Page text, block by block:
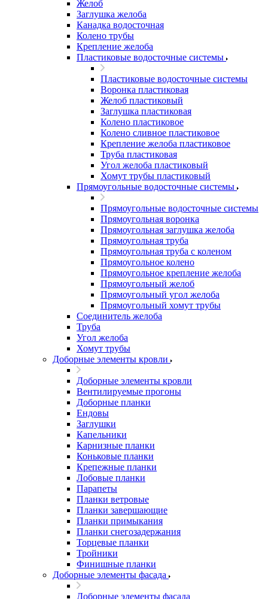
Желоб
Заглушка желоба
Канадка водосточная
Колено трубы
Крепление желоба
Пластиковые водосточные системы
Пластиковые водосточные системы
Воронка пластиковая
Желоб пластиковый
Заглушка пластиковая
Колено пластиковое
Колено сливное пластиковое
Крепление желоба пластиковое
Труба пластиковая
Угол желоба пластиковый
Хомут трубы пластиковый
Прямоугольные водосточные системы
Прямоугольные водосточные системы
Прямоугольная воронка
Прямоугольная заглушка желоба
Прямоугольная труба
Прямоугольная труба c коленом
Прямоугольное колено
Прямоугольное крепление желоба
Прямоугольный желоб
Прямоугольный угол желоба
Прямоугольный хомут трубы
Соединитель желоба
Труба
Угол желоба
Хомут трубы
Доборные элементы кровли
Доборные элементы кровли
Вентилируемые прогоны
Доборные планки
Ендовы
Заглушки
Капельники
Карнизные планки
Коньковые планки
Крепежные планки
Лобовые планки
Парапеты
Планки ветровые
Планки завершающие
Планки примыкания
Планки снегозадержания
Торцевые планки
Тройники
Финишные планки
Доборные элементы фасада
Доборные элементы фасада